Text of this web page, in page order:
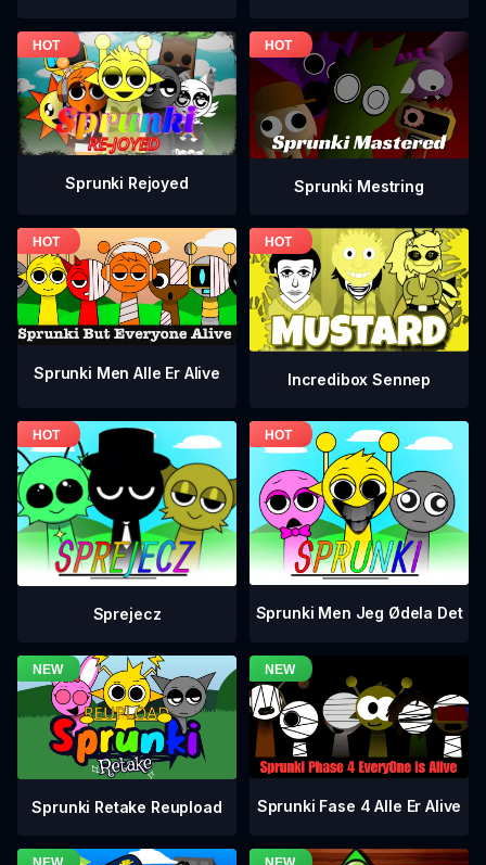
Sprunki Rejoyed Sprunki Mestring
Sprunki Men Alle Er Alive Incredibox Sennep
Sprejecz Sprunki Men Jeg Ødela Det
Sprunki Retake Reupload Sprunki Fase 4 Alle Er Alive